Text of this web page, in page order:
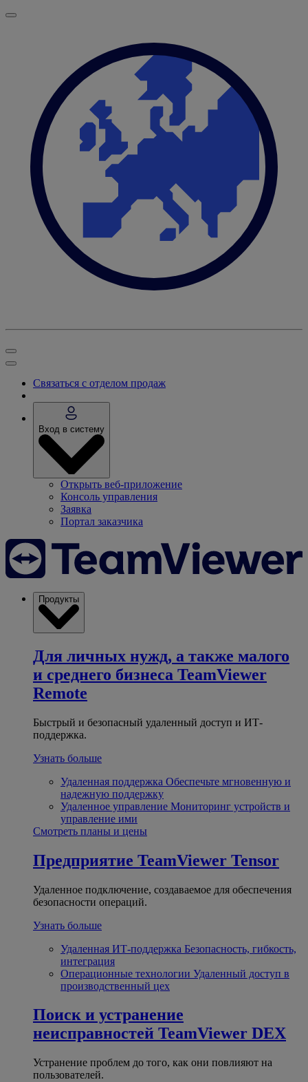
Связаться с отделом продаж
Вход в систему
Открыть веб-приложение
Консоль управления
Заявка
Портал заказчика
Продукты
Для личных нужд, а также малого
и среднего бизнеса TeamViewer
Remote
Быстрый и безопасный удаленный доступ и ИТ-
поддержка.
Узнать больше
Удаленная поддержка Обеспечьте мгновенную и
надежную поддержку
Удаленное управление Мониторинг устройств и
управление ими
Смотреть планы и цены
Предприятие TeamViewer Tensor
Удаленное подключение, создаваемое для обеспечения
безопасности операций.
Узнать больше
Удаленная ИТ-поддержка Безопасность, гибкость,
интеграция
Операционные технологии Удаленный доступ в
производственный цех
Поиск и устранение
неисправностей TeamViewer DEX
Устранение проблем до того, как они повлияют на
пользователей.